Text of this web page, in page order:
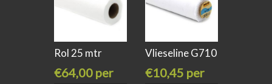
Rol 25 mtr
€64,00 per
Vlieseline G710
€10,45 per